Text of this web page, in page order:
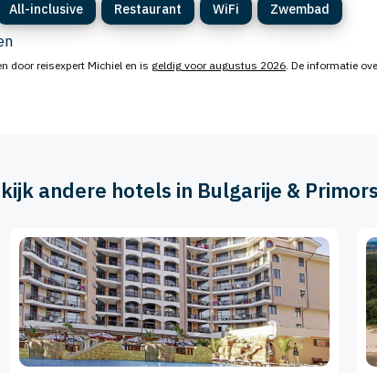
All-inclusive Restaurant WiFi Zwembad
door reisexpert Michiel en is geldig voor augustus 2026. De informatie
andere hotels in Bulgarije &